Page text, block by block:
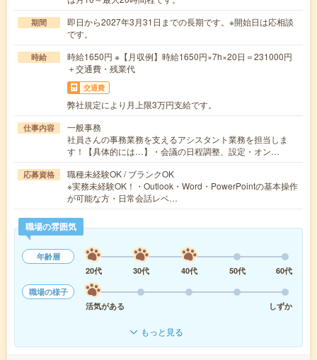
期間
即日から2027年3月31日までの長期です。※開始日は応相談
です。
時給
時給1650円 ※【月収例】時給1650円×7h×20日＝231000円
＋交通費・残業代
交通費
弊社規定により月上限3万円支給です。
仕事内容
一般事務
社員さんの事務業務を支えるアシスタント業務を担当しま
す！【具体的には…】・会議の日程調整、設定・オン…
応募資格
職種未経験OK / ブランクOK
※実務未経験OK！・Outlook・Word・PowerPointの基本操作
が可能な方・日常会話レベ…
職場の雰囲気
年齢層
20代
30代 40代 50代
60代
職場の様子
活気がある
しずか
もっと見る